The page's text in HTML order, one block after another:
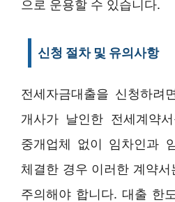
으로 운용할 수 있습니다.
신청 절차 및 유의사항
전세자금대출을 신청하려
개사가 날인한 전세계약
중개업체 없이 임차인과
체결한 경우 이러한 계약서
주의해야 합니다. 대출 한